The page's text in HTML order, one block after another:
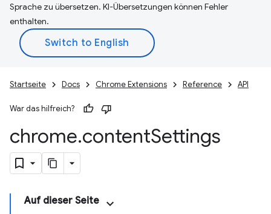
Sprache zu übersetzen. KI-Übersetzungen können Fehler
enthalten.
Startseite Docs Chrome Extensions Reference API
War das hilfreich?
chrome.contentSettings
Auf dieser Seite